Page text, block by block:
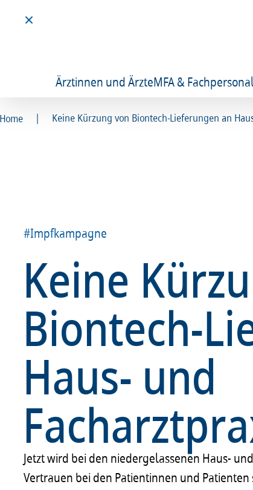
Ärztinnen und ÄrzteMFA &
Home | Keine Kürzung von Biontech-Lieferungen an
#Impfkampagne
Keine
Biontech-
Haus- und
Jetzt wird bei den niedergelassenen Haus-
Vertrauen bei den Patientinnen und